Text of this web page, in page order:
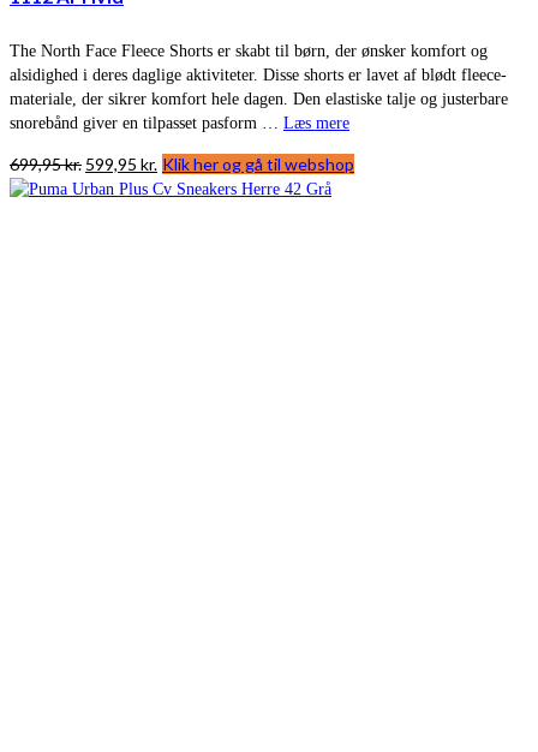
The North Face Fleece Shorts er skabt til børn, der ønsker komfort og
alsidighed i deres daglige aktiviteter. Disse shorts er lavet af blødt fleece-
materiale, der sikrer komfort hele dagen. Den elastiske talje og justerbare
snorebånd giver en tilpasset pasform … Læs mere
699,95kr. Den
oprindelige
599,95 kr. Den
aktuelle
Klik her og gå til webshop